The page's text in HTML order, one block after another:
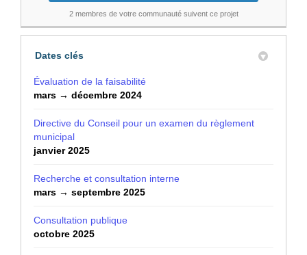
2 membres de votre communauté suivent ce projet
Dates clés
Évaluation de la faisabilité
mars → décembre 2024
Directive du Conseil pour un examen du règlement
municipal
janvier 2025
Recherche et consultation interne
mars → septembre 2025
Consultation publique
octobre 2025